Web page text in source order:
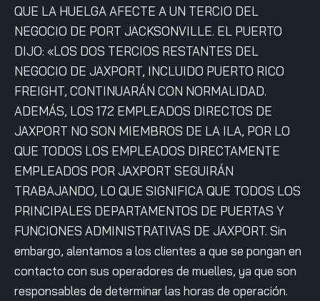
QUE LA HUELGA AFECTE A UN TERCIO DEL
NEGOCIO DE PORT JACKSONVILLE. EL PUERTO
DIJO: «LOS DOS TERCIOS RESTANTES DEL
NEGOCIO DE JAXPORT, INCLUIDO PUERTO RICO
FREIGHT, CONTINUARÁN CON NORMALIDAD.
ADEMÁS, LOS 172 EMPLEADOS DIRECTOS DE
JAXPORT NO SON MIEMBROS DE LA ILA, POR LO
QUE TODOS LOS EMPLEADOS DIRECTAMENTE
EMPLEADOS POR JAXPORT SEGUIRÁN
TRABAJANDO, LO QUE SIGNIFICA QUE TODOS LOS
PRINCIPALES DEPARTAMENTOS DE PUERTAS Y
FUNCIONES ADMINISTRATIVAS DE JAXPORT. Sin
embargo, alentamos a los clientes a que se pongan en
contacto con sus operadores de muelles, ya que son
responsables de determinar las horas de operación.